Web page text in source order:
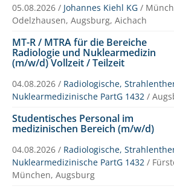
05.08.2026 / Johannes Kiehl KG /
Odelzhausen, Augsburg, Aichach
MT-R / MTRA für die Bereiche
Radiologie und Nuklearmedizin
(m/w/d) Vollzeit / Teilzeit
04.08.2026 / Radiologische,
Nuklearmedizinische PartG 1432 /
Studentisches Personal im
medizinischen Bereich (m/w/d)
04.08.2026 / Radiologische,
Nuklearmedizinische PartG 1432 /
München, Augsburg